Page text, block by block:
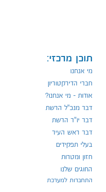
תוכן מרכזי:
מי אנחנו
חברי הדירקטוריון
אודות - מי אנחנו?
דבר מנכ"ל הרשת
דבר יו"ר הרשת
דבר ראש העיר
בעלי תפקידים
חזון ומטרות
החוגים שלנו
התחברות למערכת